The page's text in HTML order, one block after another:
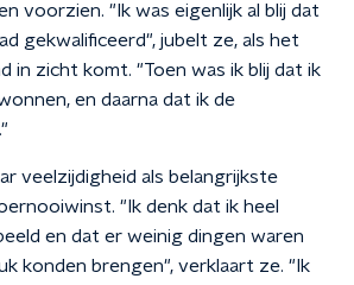
voorzien. "Ik was eigenlijk al blij dat
gekwalificeerd", jubelt ze, als het
in zicht komt. "Toen was ik blij dat ik
en daarna dat ik de
veelzijdigheid als belangrijkste
"Ik denk dat ik heel
en dat er weinig dingen waren
konden brengen", verklaart ze. "Ik